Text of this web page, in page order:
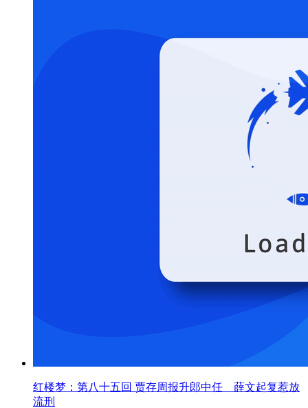
红楼梦：第八十五回 贾存周报升郎中任 薛文起复惹放
流刑